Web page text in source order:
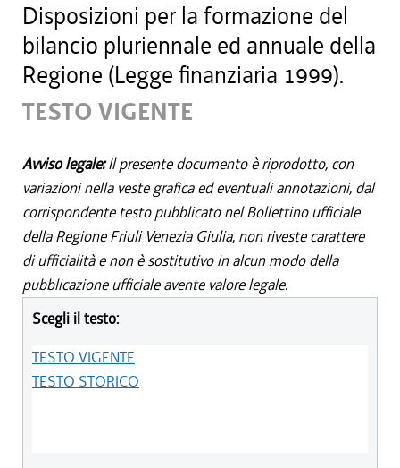
Disposizioni per la formazione del
bilancio pluriennale ed annuale della
Regione (Legge finanziaria 1999).
TESTO VIGENTE
Avviso legale:Il presente documento è riprodotto, con
variazioni nella veste grafica ed eventuali annotazioni, dal
corrispondente testo pubblicato nel Bollettino ufficiale
della Regione Friuli Venezia Giulia, non riveste carattere
di ufficialità e non è sostitutivo in alcun modo della
pubblicazione ufficiale avente valore legale.
Scegli il testo:
TESTO VIGENTE
TESTO STORICO